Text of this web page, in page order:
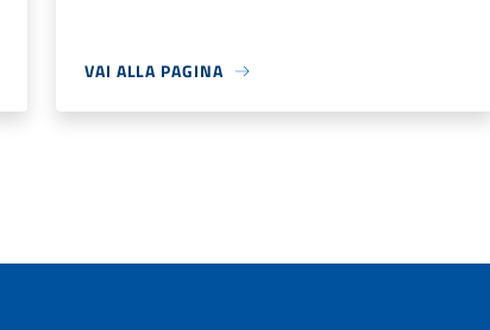
VAI ALLA PAGINA